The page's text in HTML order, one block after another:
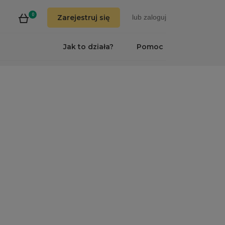
0 Zarejestruj się lub zaloguj
Pomoc
Jak to działa?